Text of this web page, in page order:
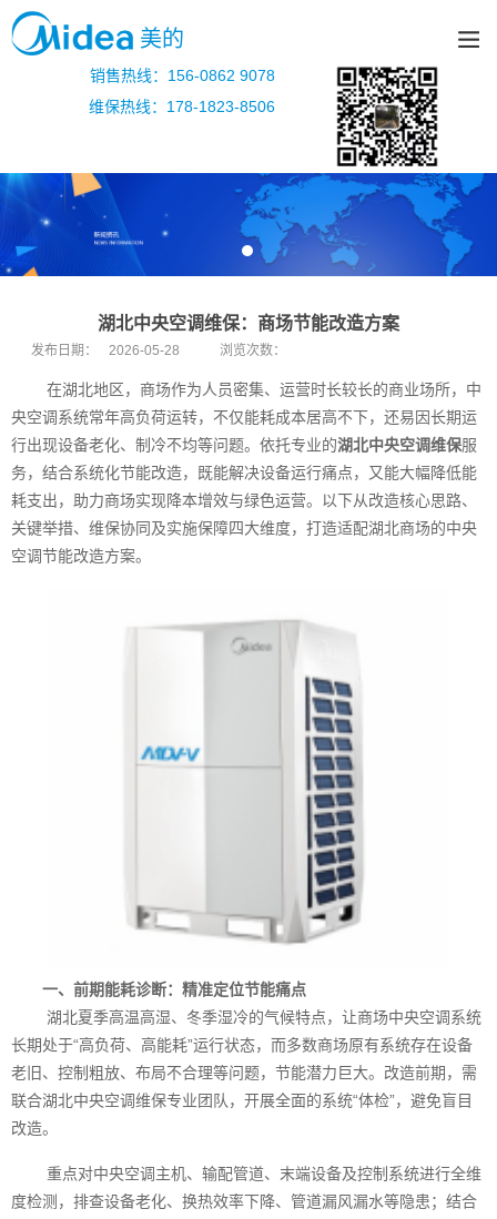
美的
销售热线：156-0862 9078
维保热线：178-1823-8506
湖北中央空调维保：商场节能改造方案
发布日期： 2026-05-28 浏览次数：
在湖北地区，商场作为人员密集、运营时长较长的商业场所，中
央空调系统常年高负荷运转，不仅能耗成本居高不下，还易因长期运
行出现设备老化、制冷不均等问题。依托专业的湖北中央空调维保服
务，结合系统化节能改造，既能解决设备运行痛点，又能大幅降低能
耗支出，助力商场实现降本增效与绿色运营。以下从改造核心思路、
关键举措、维保协同及实施保障四大维度，打造适配湖北商场的中央
空调节能改造方案。
一、前期能耗诊断：精准定位节能痛点
湖北夏季高温高湿、冬季湿冷的气候特点，让商场中央空调系统
长期处于“高负荷、高能耗”运行状态，而多数商场原有系统存在设备
老旧、控制粗放、布局不合理等问题，节能潜力巨大。改造前期，需
联合湖北中央空调维保专业团队，开展全面的系统“体检”，避免盲目
改造。
重点对中央空调主机、输配管道、末端设备及控制系统进行全维
度检测，排查设备老化、换热效率下降、管道漏风漏水等隐患；结合